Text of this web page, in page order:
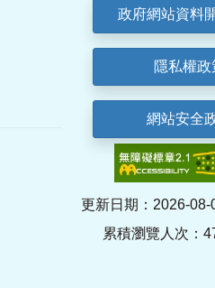
政府網站資料
隱私權政
網站安全
更新日期：2026-08-
累積瀏覽人次：